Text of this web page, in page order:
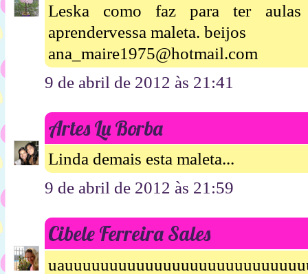
Leska como faz para ter
aprendervessa maleta. beijos
ana_maire1975@hotmail.com
9 de abril de 2012 às 21:41
Artes Lu Borba
Linda demais esta maleta...
9 de abril de 2012 às 21:59
Cibele Ferreira Sales